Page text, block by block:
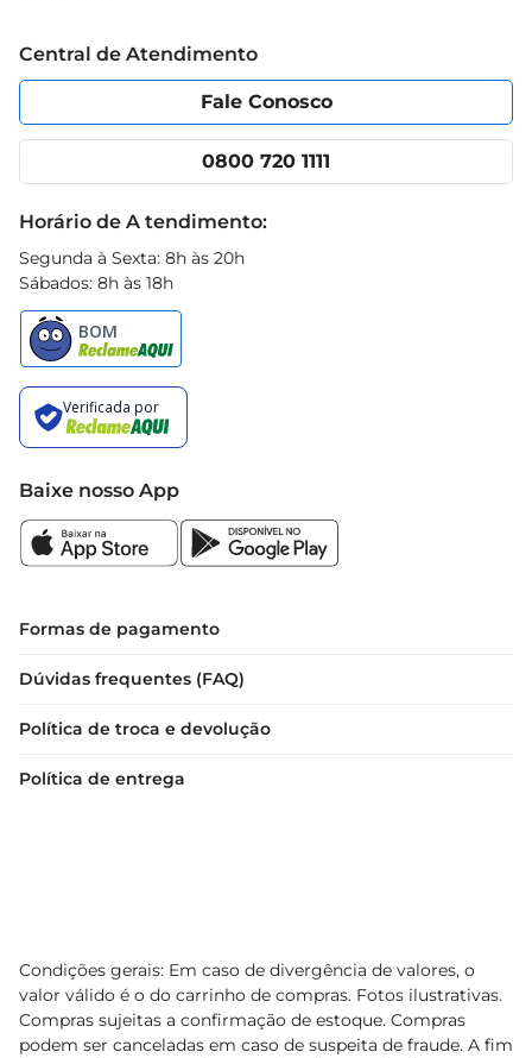
Política de Privacidade
Portal do fornecedor
Cencosud Media
Código de Ética
App Prezunic
Central de Atendimento
Fale Conosco
0800 720 1111
Horário de A tendimento:
Segunda à Sexta: 8h às 20h
Sábados: 8h às 18h
Baixe nosso App
Formas de pagamento
Dúvidas frequentes (FAQ)
Política de troca e devolução
Política de entrega
Condições gerais: Em caso de divergência de valores, o
valor válido é o do carrinho de compras. Fotos ilustrativas.
Compras sujeitas a confirmação de estoque. Compras
podem ser canceladas em caso de suspeita de fraude. A fim